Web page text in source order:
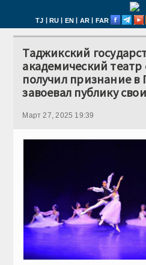
TJ | RU | EN | AR | FAR
Таджикский
академический
получил признание в
завоевал публику
Март 27, 2025 19:39